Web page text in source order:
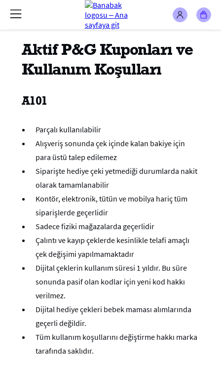
Aktif P&G Kuponları ve
Kullanım Koşulları
A101
Parçalı kullanılabilir
Alışveriş sonunda çek içinde kalan bakiye için
para üstü talep edilemez
Siparişte hediye çeki yetmediği durumlarda nakit
olarak tamamlanabilir
Kontör, elektronik, tütün ve mobilya hariç tüm
siparişlerde geçerlidir
Sadece fiziki mağazalarda geçerlidir
Çalıntı ve kayıp çeklerde kesinlikle telafi amaçlı
çek değişimi yapılmamaktadır
Dijital çeklerin kullanım süresi 1 yıldır. Bu süre
sonunda pasif olan kodlar için yeni kod hakkı
verilmez.
Dijital hediye çekleri bebek maması alımlarında
geçerli değildir.
Tüm kullanım koşullarını değiştirme hakkı marka
tarafında saklıdır.